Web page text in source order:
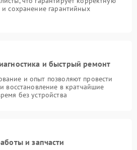
сохранение гарантийных
и быстрый ремонт
и опыт позволяют провести
восстановление в кратчайшие
без устройства
и запчасти